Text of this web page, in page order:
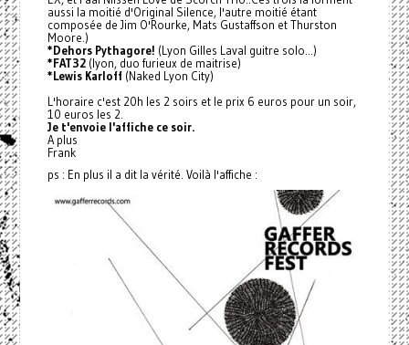
aussi la moitié d'Original Silence, l'autre moitié étant
composée de Jim O'Rourke, Mats Gustaffson et Thurston
Moore.)
*Dehors Pythagore! (Lyon Gilles Laval guitre solo...)
*FAT32(lyon, duo furieux de maitrise)
*Lewis Karloff (Naked Lyon City)
L'horaire c'est 20h les 2 soirs et le prix 6 euros pour un soir,
10 euros les 2.
Je t'envoie l'affiche ce soir.
A plus
Frank
ps : En plus il a dit la vérité. Voilà l'affiche :